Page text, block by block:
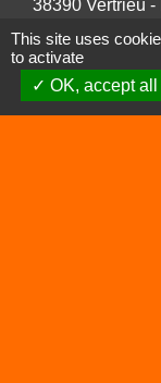
38390 Vertrieu
+33 4 74 90 61
This site uses
to activate
OK, accept all